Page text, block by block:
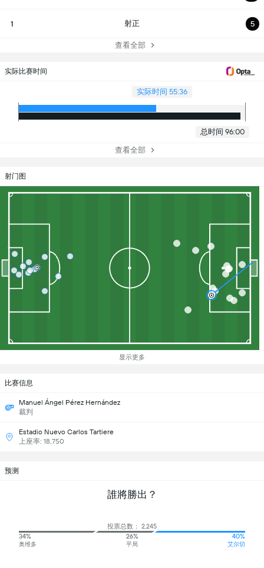
1 射正 5
查看全部
实际比赛时间
实际时间 55:36
总时间 96:00
查看全部
射门图
显示更多
比赛信息
Manuel Ángel Pérez Hernández
裁判
Estadio Nuevo Carlos Tartiere
上座率: 18,750
预测
誰將勝出？
投票总数： 2,245
34%
奥维多
26%
平局
40%
艾尔切